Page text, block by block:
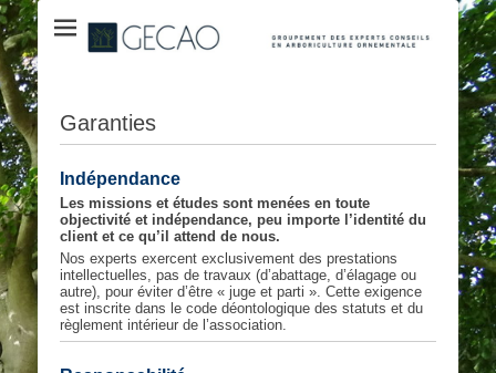
GECAO
Groupement des Experts Conseil en Arboriculure Ornementale
Garanties
Indépendance
Les missions et études sont menées en toute
objectivité et indépendance, peu importe l’identité du
client et ce qu’il attend de nous.
Nos experts exercent exclusivement des prestations
intellectuelles, pas de travaux (d’abattage, d’élagage ou
autre), pour éviter d’être « juge et parti ». Cette exigence
est inscrite dans le code déontologique des statuts et du
règlement intérieur de l’association.